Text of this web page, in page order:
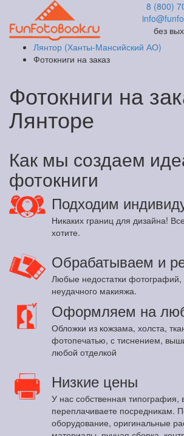
8 (800)
без
Лянтор (Ханты-Мансийский АО)
Фотокниги на заказ
Фотокниги на
Лянторе
Как мы создаем
фотокниги
Подходим
Никаких границ для дизайна!
хотите.
Обрабатываем и
Любые недостатки
неудачного макияжа.
Оформляем на
Обложки из кожзама, холста,
фотопечатью, с тиснением,
любой отделкой
Низкие цены
У нас собственная типография,
переплачиваете посредникам.
оборудование, оригинальные